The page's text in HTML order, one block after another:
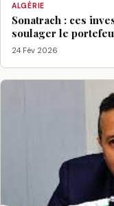
ALGÉRIE
Sonatrach : ces
soulager le
24 Fév 2026